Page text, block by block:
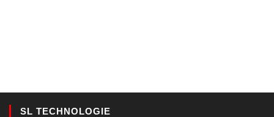
SL TECHNOLOGIE